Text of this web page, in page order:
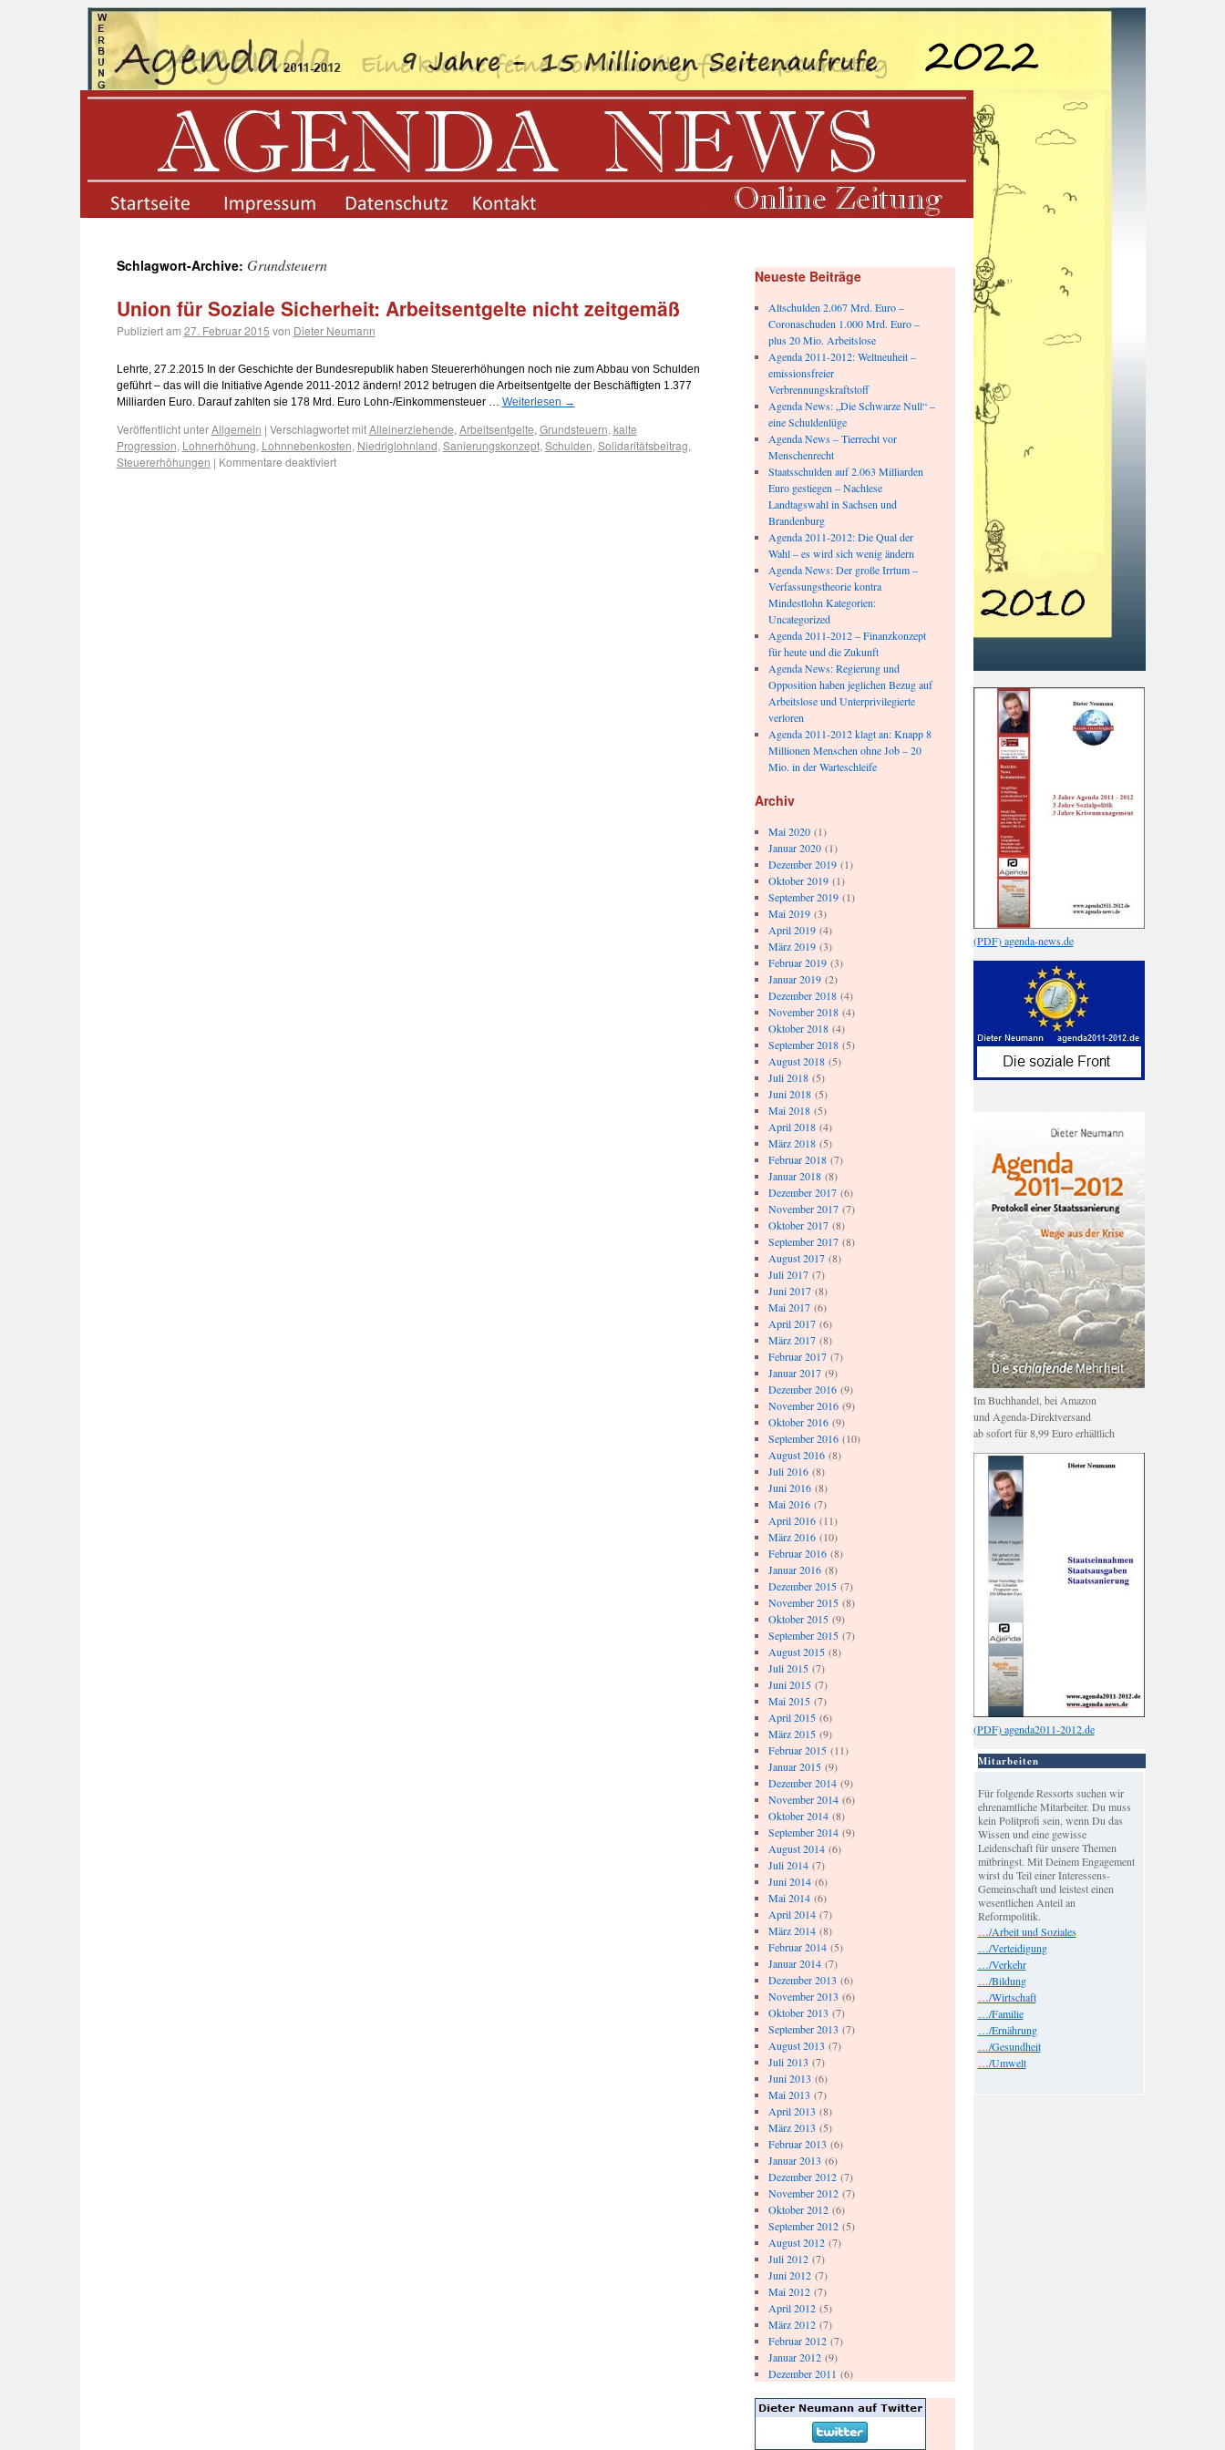
Schlagwort-Archive: Grundsteuern
Union für Soziale Sicherheit: Arbeitsentgelte nicht zeitgemäß
Publiziert am 27. Februar 2015 von Dieter Neumann
Lehrte, 27.2.2015 In der Geschichte der Bundesrepublik haben Steuererhöhungen noch nie zum Abbau von Schulden
geführt – das will die Initiative Agende 2011-2012 ändern! 2012 betrugen die Arbeitsentgelte der Beschäftigten 1.377
Milliarden Euro. Darauf zahlten sie 178 Mrd. Euro Lohn-/Einkommensteuer … Weiterlesen →
Veröffentlicht unter Allgemein | Verschlagwortet mit Alleinerziehende, Arbeitsentgelte, Grundsteuern, kalte
Progression, Lohnerhöhung, Lohnnebenkosten, Niedriglohnland, Sanierungskonzept, Schulden, Solidaritätsbeitrag,
Steuererhöhungen | Kommentare deaktiviert
Neueste Beiträge
Altschulden 2.067 Mrd. Euro –
Coronaschuden 1.000 Mrd. Euro –
plus 20 Mio. Arbeitslose
Agenda 2011-2012: Weltneuheit –
emissionsfreier
Verbrennungskraftstoff
Agenda News: „Die Schwarze Null“ –
eine Schuldenlüge
Agenda News – Tierrecht vor
Menschenrecht
Staatsschulden auf 2.063 Milliarden
Euro gestiegen – Nachlese
Landtagswahl in Sachsen und
Brandenburg
Agenda 2011-2012: Die Qual der
Wahl – es wird sich wenig ändern
Agenda News: Der große Irrtum –
Verfassungstheorie kontra
Mindestlohn Kategorien:
Uncategorized
Agenda 2011-2012 – Finanzkonzept
für heute und die Zukunft
Agenda News: Regierung und
Opposition haben jeglichen Bezug auf
Arbeitslose und Unterprivilegierte
verloren
Agenda 2011-2012 klagt an: Knapp 8
Millionen Menschen ohne Job – 20
Mio. in der Warteschleife
Archiv
Mai 2020 (1)
Januar 2020 (1)
Dezember 2019 (1)
Oktober 2019 (1)
September 2019 (1)
Mai 2019 (3)
April 2019 (4)
März 2019 (3)
Februar 2019 (3)
Januar 2019 (2)
Dezember 2018 (4)
November 2018 (4)
Oktober 2018 (4)
September 2018 (5)
August 2018 (5)
Juli 2018 (5)
Juni 2018 (5)
Mai 2018 (5)
April 2018 (4)
März 2018 (5)
Februar 2018 (7)
Januar 2018 (8)
Dezember 2017 (6)
November 2017 (7)
Oktober 2017 (8)
September 2017 (8)
August 2017 (8)
Juli 2017 (7)
Juni 2017 (8)
Mai 2017 (6)
April 2017 (6)
März 2017 (8)
Februar 2017 (7)
Januar 2017 (9)
Dezember 2016 (9)
November 2016 (9)
Oktober 2016 (9)
September 2016 (10)
August 2016 (8)
Juli 2016 (8)
Juni 2016 (8)
Mai 2016 (7)
April 2016 (11)
März 2016 (10)
Februar 2016 (8)
Januar 2016 (8)
Dezember 2015 (7)
November 2015 (8)
Oktober 2015 (9)
September 2015 (7)
August 2015 (8)
Juli 2015 (7)
Juni 2015 (7)
Mai 2015 (7)
April 2015 (6)
März 2015 (9)
Februar 2015 (11)
Januar 2015 (9)
Dezember 2014 (9)
November 2014 (6)
Oktober 2014 (8)
September 2014 (9)
August 2014 (6)
Juli 2014 (7)
Juni 2014 (6)
Mai 2014 (6)
April 2014 (7)
März 2014 (8)
Februar 2014 (5)
Januar 2014 (7)
Dezember 2013 (6)
November 2013 (6)
Oktober 2013 (7)
September 2013 (7)
August 2013 (7)
Juli 2013 (7)
Juni 2013 (6)
Mai 2013 (7)
April 2013 (8)
März 2013 (5)
Februar 2013 (6)
Januar 2013 (6)
Dezember 2012 (7)
November 2012 (7)
Oktober 2012 (6)
September 2012 (5)
August 2012 (7)
Juli 2012 (7)
Juni 2012 (7)
Mai 2012 (7)
April 2012 (5)
März 2012 (7)
Februar 2012 (7)
Januar 2012 (9)
Dezember 2011 (6)
(PDF) agenda-news.de
Im Buchhandel, bei Amazon
und Agenda-Direktversand
ab sofort für 8,99 Euro erhältlich
(PDF) agenda2011-2012.de
Mitarbeiten
Für folgende Ressorts suchen wir
ehrenamtliche Mitarbeiter. Du muss
kein Politprofi sein, wenn Du das
Wissen und eine gewisse
Leidenschaft für unsere Themen
mitbringst. Mit Deinem Engagement
wirst du Teil einer Interessens-
Gemeinschaft und leistest einen
wesentlichen Anteil an
Reformpolitik.
…/Arbeit und Soziales
…/Verteidigung
…/Verkehr
…/Bildung
…/Wirtschaft
…/Familie
…/Ernährung
…/Gesundheit
…/Umwelt